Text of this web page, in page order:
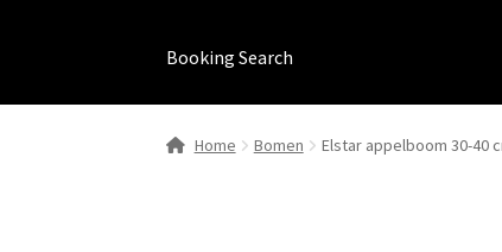
Booking Search
Home Bomen Elstar appelboom 30-40